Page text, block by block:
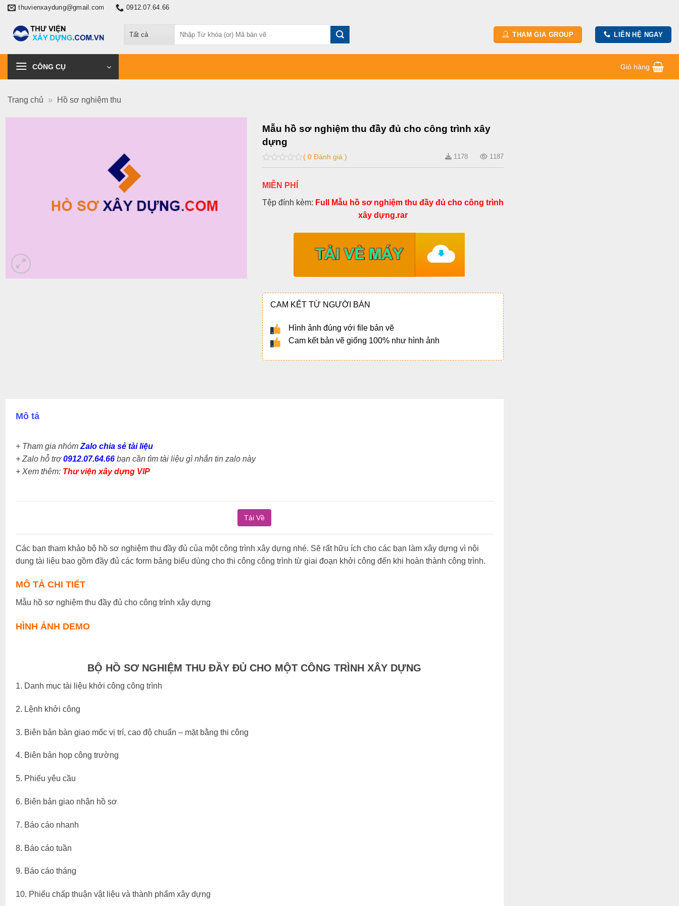
Chuyểnthuvienxaydung@gmail.com 0912.07.64.66
kiếm:
THAM GIA GROUP LIÊN HỆ NGAY
CÔNG CỤ Giỏ hàng
Trang chủ » Hồ sơ nghiệm thu
Mẫu hồ sơ nghiệm thu đầy đủ cho công trình xây
dựng
0
of
( 0 Đánh giá ) 1178 1187
MIỄN PHÍ
Tệp đính kèm: Full Mẫu hồ sơ nghiệm thu đầy đủ cho công trình
xây dựng.rar
CAM KẾT TỪ NGƯỜI BÁN
Hình ảnh đúng với file bản vẽ
Cam kết bản vẽ giống 100% như hình ảnh
Mô tả
+ Tham gia nhóm Zalo chia sẻ tài liệu
+ Zalo hỗ trợ0912.07.64.66bạn cần tìm tài liệu gì nhắn tin zalo này
+ Xem thêm: Thư viện xây dựng VIP
Tải Về
Các bạn tham khảo bộ hồ sơ nghiệm thu đầy đủ của một công trình xây dựng nhé. Sẽ rất hữu ích cho các bạn làm xây dựng vì nội
dung tài liệu bao gồm đầy đủ các form bảng biểu dùng cho thi công công trình từ giai đoạn khởi công đến khi hoàn thành công trình.
MÔ TẢ CHI TIẾT
Mẫu hồ sơ nghiệm thu đầy đủ cho công trình xây dựng
HÌNH ẢNH DEMO
BỘ HỒ SƠ NGHIỆM THU ĐẦY ĐỦ CHO MỘT CÔNG TRÌNH XÂY DỰNG
1. Danh mục tài liệu khởi công công trình
2. Lệnh khởi công
3. Biên bản bàn giao mốc vị trí, cao độ chuẩn – mặt bằng thi công
4. Biên bản họp công trường
5. Phiếu yêu cầu
6. Biên bản giao nhận hồ sơ
7. Báo cáo nhanh
8. Báo cáo tuần
9. Báo cáo tháng
10. Phiếu chấp thuận vật liệu và thành phẩm xây dựng